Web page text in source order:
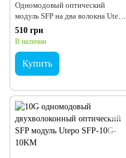
Одномодовый оптический
модуль SFP на два волокна Utepo
SFP-1.25G-20KM 1.25Гб
510 грн
В наличии
Купить